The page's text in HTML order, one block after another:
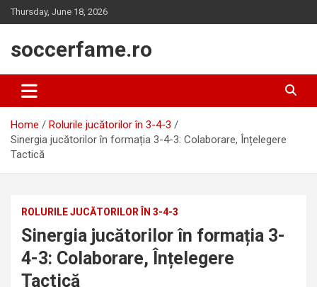
Skip
to
Thursday, June 18, 2026
soccerfame.ro
Home
Rolurile jucătorilor în 3-4-3
Sinergia jucătorilor în formația 3-4-3: Colaborare, Înțelegere
Tactică
ROLURILE JUCĂTORILOR ÎN 3-4-3
Sinergia jucătorilor în formația 3-
4-3: Colaborare, Înțelegere
Tactică